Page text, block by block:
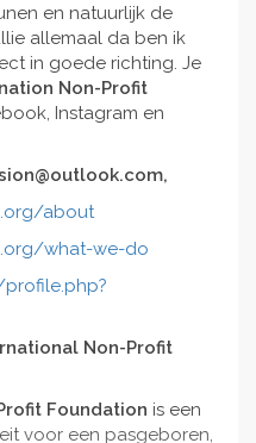
en natuurlijk de
allemaal da ben ik
in goede richting. Je
Non-Profit
Instagram en
about
what-we-do
Non-Profit
Foundation is een
voor een pasgeboren,